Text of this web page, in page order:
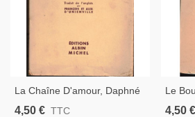
La Chaîne D'amour, Daphné
Du Maurier, 1954 - Roman
4,50 € TTC
Le
Du
4,50 €